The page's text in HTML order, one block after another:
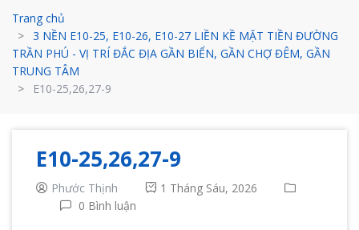
Trang chủ
3 NỀN E10-25, E10-26, E10-27 LIỀN KỀ MẶT TIỀN ĐƯỜNG
TRẦN PHÚ - VỊ TRÍ ĐẮC ĐỊA GẦN BIỂN, GẦN CHỢ ĐÊM, GẦN
TRUNG TÂM
E10-25,26,27-9
E10-25,26,27-9
Phước Thịnh
1 Tháng Sáu, 2026
0 Bình luận